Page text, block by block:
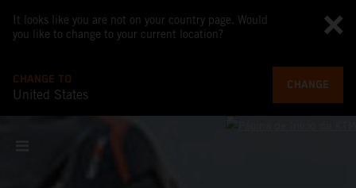
It looks like you are not on your country page. Would
you like to change to your current location?
CHANGE TO
United States
CHANGE